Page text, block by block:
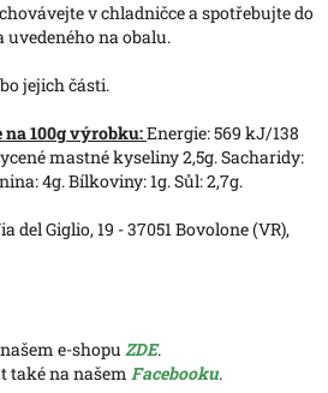
v chladničce a spotřebujte do
uvedeného na obalu.
jejich části.
100g výrobku:Energie: 569 kJ/138
mastné kyseliny 2,5g. Sacharidy:
4g. Bílkoviny: 1g. Sůl: 2,7g.
del Giglio, 19 - 37051 Bovolone (VR),
e-shopu ZDE.
také na našem Facebooku.